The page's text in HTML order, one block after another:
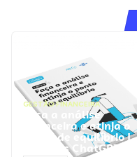
GESTÃO FINANCEIRA
Faça a análise
financeira e atinja o
ponto de equilíbrio |
Prompts ChatGPT